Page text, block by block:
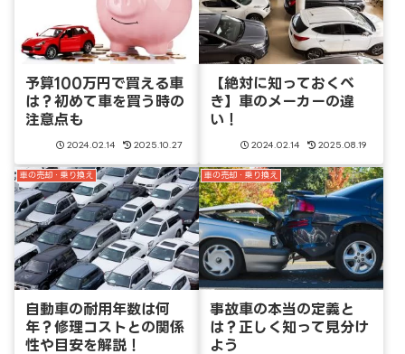
予算100万円で買える車
は？初めて車を買う時の
注意点も
2024.02.14 2025.10.27
【絶対に知っておくべ
き】車のメーカーの違
い！
2024.02.14 2025.08.19
車の売却・乗り換え
自動車の耐用年数は何
年？修理コストとの関係
性や目安を解説！
車の売却・乗り換え
事故車の本当の定義と
は？正しく知って見分け
よう